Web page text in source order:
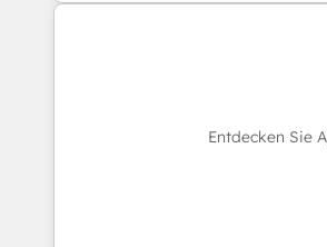
Entdecken Sie